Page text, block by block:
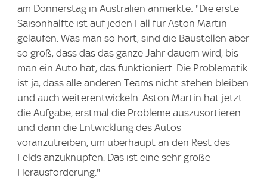
am Donnerstag in Australien anmerkte: "Die erste
Saisonhälfte ist auf jeden Fall für Aston Martin
gelaufen. Was man so hört, sind die Baustellen aber
so groß, dass das das ganze Jahr dauern wird, bis
man ein Auto hat, das funktioniert. Die Problematik
ist ja, dass alle anderen Teams nicht stehen bleiben
und auch weiterentwickeln. Aston Martin hat jetzt
die Aufgabe, erstmal die Probleme auszusortieren
und dann die Entwicklung des Autos
voranzutreiben, um überhaupt an den Rest des
Felds anzuknüpfen. Das ist eine sehr große
Herausforderung."